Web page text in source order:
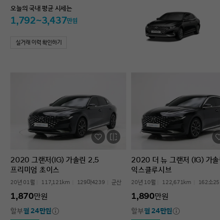
오늘의 국내 평균 시세는
1,792~3,437만원
실거래 이력 확인하기
2020 그랜저(IG) 가솔린 2.5
프리미엄 초이스
20년 01월 117,121km 129마4239 군산
1,870만원
할부월 24만원
2020 더 뉴 그랜저 (IG) 가
익스클루시브
20년 10월 122,671km 162소
1,890만원
할부월 24만원